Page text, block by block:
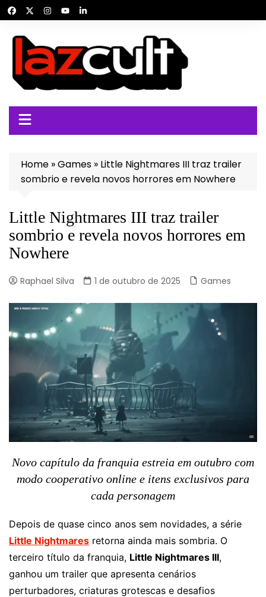
para
conteúdo
Home »Games » Little Nightmares III traz trailer
sombrio e revela novos horrores em Nowhere
Little Nightmares III traz trailer
sombrio e revela novos horrores em
Nowhere
Raphael Silva 1 de outubro de 2025 Games
Novo capítulo da franquia estreia em outubro com
modo cooperativo online e itens exclusivos para
cada personagem
Depois de quase cinco anos sem novidades, a série
Little Nightmares retorna ainda mais sombria. O
terceiro título da franquia, Little Nightmares III,
ganhou um trailer que apresenta cenários
perturbadores, criaturas grotescas e desafios